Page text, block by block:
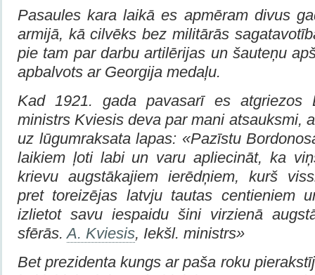
Pasaules kara laikā es apmēram divus
armijā, kā cilvēks bez militārās
pie tam par darbu artilērijas un šauteņu
apbalvots ar Georgija medaļu.
Kad 1921. gada pavasarī es atgriezos
ministrs Kviesis deva par mani atsauksmi,
uz lūgumraksata lapas: «Pazīstu
laikiem ļoti labi un varu apliecināt, ka
krievu augstākajiem ierēdņiem, kurš
pret toreizējas latvju tautas centieniem
izlietot savu iespaidu šini virzienā
sfērās.A. Kviesis, Iekšl. ministrs»
Bet prezidenta kungs ar paša roku